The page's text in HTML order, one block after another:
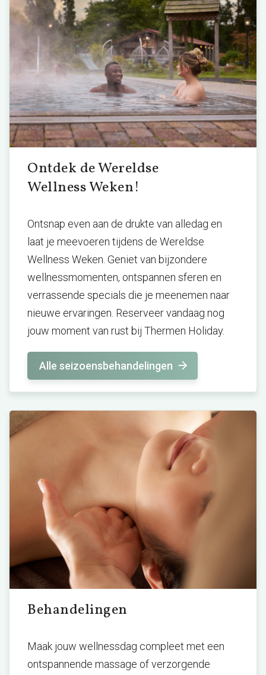
Ontdek de Wereldse
Wellness Weken!
Ontsnap even aan de drukte van alledag en
laat je meevoeren tijdens de Wereldse
Wellness Weken. Geniet van bijzondere
wellnessmomenten, ontspannen sferen en
verrassende specials die je meenemen naar
nieuwe ervaringen. Reserveer vandaag nog
jouw moment van rust bij Thermen Holiday.
Alle seizoensbehandelingen
Behandelingen
Maak jouw wellnessdag compleet met een
ontspannende massage of verzorgende